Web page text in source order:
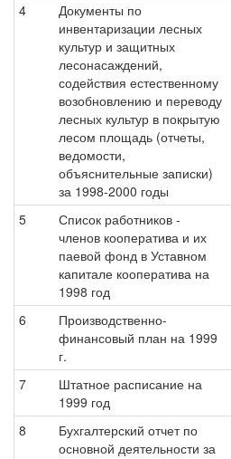
4
Документы по
инвентаризации лесных
культур и защитных
лесонасаждений,
содействия естественному
возобновлению и переводу
лесных культур в покрытую
лесом площадь (отчеты,
ведомости,
объяснительные записки)
за 1998-2000 годы
5
Список работников -
членов кооператива и их
паевой фонд в Уставном
капитале кооператива на
1998 год
6
Производственно-
финансовый план на 1999
г.
7
Штатное расписание на
1999 год
8
Бухгалтерский отчет по
основной деятельности за